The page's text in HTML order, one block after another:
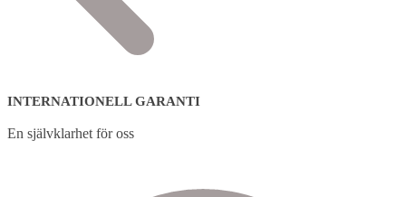
INTERNATIONELL GARANTI
En självklarhet för oss